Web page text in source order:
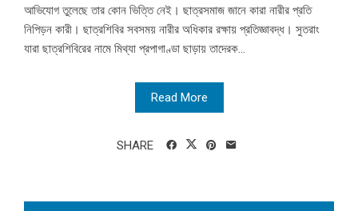
আভিযোগ তুলেছে তার কোন ভিত্তি নেই। ছাত্রসমাজ জানে কারা নারীর প্রতি
নিপিড়ন কারী। ছাত্রশিবির সবসময় নারীর অধিকার রক্ষায় প্রতিজ্ঞাবদ্ধ। সুতরাং
যারা ছাত্রশিবিরের নামে মিথ্যা প্রপাগাণ্ডা ছাড়ায় তাদেরক...
Read More
SHARE